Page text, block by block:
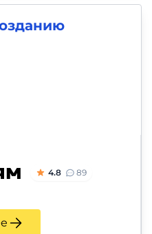
4.8 89